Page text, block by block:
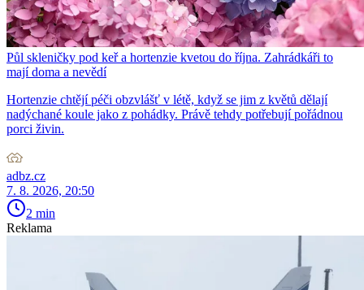
Půl skleničky pod keř a hortenzie kvetou do října. Zahrádkáři to
mají doma a nevědí
Hortenzie chtějí péči obzvlášť v létě, když se jim z květů dělají
nadýchané koule jako z pohádky. Právě tehdy potřebují pořádnou
porci živin.
adbz.cz
7. 8. 2026, 20:50
2 min
Reklama